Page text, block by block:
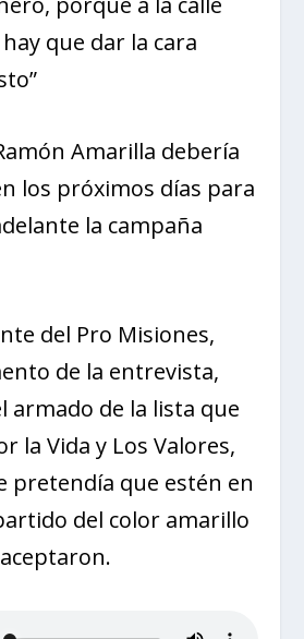
que dar la cara
Amarilla debería
los próximos días para
la campaña
del Pro Misiones,
de la entrevista,
armado de la lista que
la Vida y Los Valores,
pretendía que estén en
del color amarillo